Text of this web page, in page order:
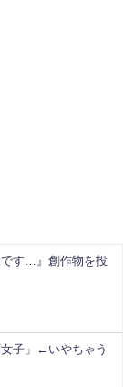
です…』創作物を投
女子」←いやちゃう